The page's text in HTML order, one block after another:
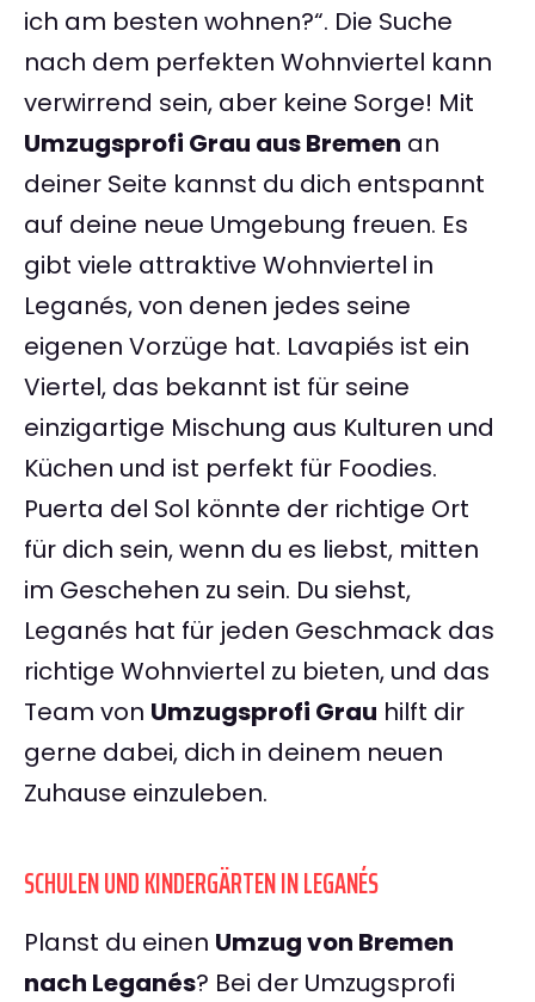
ich am besten wohnen?“. Die Suche
nach dem perfekten Wohnviertel kann
verwirrend sein, aber keine Sorge! Mit
Umzugsprofi Grau aus Bremen an
deiner Seite kannst du dich entspannt
auf deine neue Umgebung freuen. Es
gibt viele attraktive Wohnviertel in
Leganés, von denen jedes seine
eigenen Vorzüge hat. Lavapiés ist ein
Viertel, das bekannt ist für seine
einzigartige Mischung aus Kulturen und
Küchen und ist perfekt für Foodies.
Puerta del Sol könnte der richtige Ort
für dich sein, wenn du es liebst, mitten
im Geschehen zu sein. Du siehst,
Leganés hat für jeden Geschmack das
richtige Wohnviertel zu bieten, und das
Team von Umzugsprofi Grau hilft dir
gerne dabei, dich in deinem neuen
Zuhause einzuleben.
SCHULEN UND KINDERGÄRTEN IN LEGANÉS
Planst du einen Umzug von Bremen
nach Leganés? Bei der Umzugsprofi